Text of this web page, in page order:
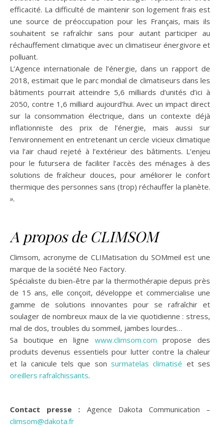
efficacité. La difficulté de maintenir son logement frais est
une source de préoccupation pour les Français, mais ils
souhaitent se rafraîchir sans pour autant participer au
réchauffement climatique avec un climatiseur énergivore et
polluant.
L’Agence internationale de l’énergie, dans un rapport de
2018, estimait que le parc mondial de climatiseurs dans les
bâtiments pourrait atteindre 5,6 milliards d’unités d’ici à
2050, contre 1,6 milliard aujourd’hui. Avec un impact direct
sur la consommation électrique, dans un contexte déjà
inflationniste des prix de l’énergie, mais aussi sur
l’environnement en entretenant un cercle vicieux climatique
via l’air chaud rejeté à l’extérieur des bâtiments. L’enjeu
pour le futursera de faciliter l’accès des ménages à des
solutions de fraîcheur douces, pour améliorer le confort
thermique des personnes sans (trop) réchauffer la planète.
».
A propos de CLIMSOM
Climsom, acronyme de CLIMatisation du SOMmeil est une
marque de la société Neo Factory.
Spécialiste du bien-être par la thermothérapie depuis près
de 15 ans, elle conçoit, développe et commercialise une
gamme de solutions innovantes pour se rafraîchir et
soulager de nombreux maux de la vie quotidienne : stress,
mal de dos, troubles du sommeil, jambes lourdes…
Sa boutique en ligne www.climsom.com propose des
produits devenus essentiels pour lutter contre la chaleur
et la canicule tels que son surmatelas climatisé et ses
oreillers rafraîchissants.
Contact presse : Agence Dakota Communication –
climsom@dakota.fr